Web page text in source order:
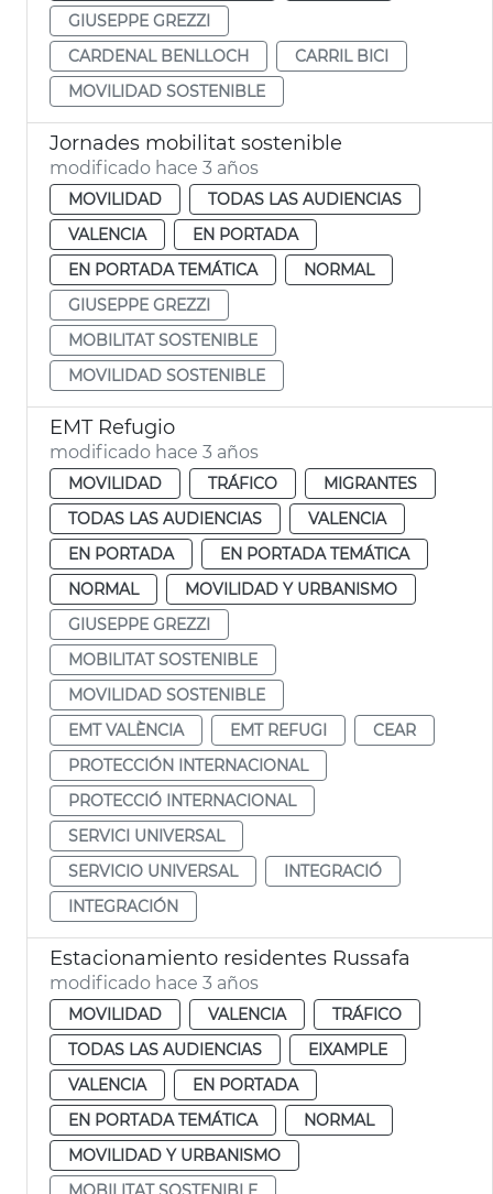
GIUSEPPE GREZZI
CARDENAL BENLLOCH
CARRIL BICI
MOVILIDAD SOSTENIBLE
Jornades mobilitat sostenible
modificado hace 3 años
MOVILIDAD
TODAS LAS AUDIENCIAS
VALENCIA
EN PORTADA
EN PORTADA TEMÁTICA
NORMAL
GIUSEPPE GREZZI
MOBILITAT SOSTENIBLE
MOVILIDAD SOSTENIBLE
EMT Refugio
modificado hace 3 años
MOVILIDAD TRÁFICO
MIGRANTES
TODAS LAS AUDIENCIAS
VALENCIA
EN PORTADA
EN PORTADA TEMÁTICA
NORMAL
MOVILIDAD Y URBANISMO
GIUSEPPE GREZZI
MOBILITAT SOSTENIBLE
MOVILIDAD SOSTENIBLE
EMT VALÈNCIA
EMT REFUGI
CEAR
PROTECCIÓN INTERNACIONAL
PROTECCIÓ INTERNACIONAL
SERVICI UNIVERSAL
SERVICIO UNIVERSAL
INTEGRACIÓ
INTEGRACIÓN
Estacionamiento residentes Russafa
modificado hace 3 años
MOVILIDAD VALENCIA
TRÁFICO
TODAS LAS AUDIENCIAS
EIXAMPLE
VALENCIA
EN PORTADA
EN PORTADA TEMÁTICA
NORMAL
MOVILIDAD Y URBANISMO